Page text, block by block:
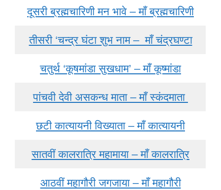
दूसरी ब्रह्मचारिणी मन भावे – माँ ब्रह्मचारिणी
तीसरी ‘चन्द्र घंटा शुभ नाम – माँ चंद्रघण्टा
चतुर्थ ‘कूषमांडा सुखधाम’ – माँ कूष्मांडा
पांचवी देवी असकन्ध माता – माँ स्कंदमाता
छटी कात्यायनी विख्याता – माँ कात्यायनी
सातवीं कालरात्रि महामाया – माँ कालरात्रि
आठवीं महागौरी जगजाया – माँ महागौरी